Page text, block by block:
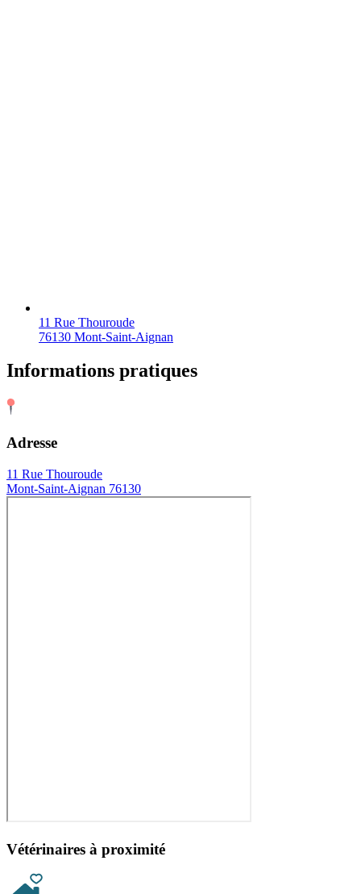
11 Rue Thouroude
76130 Mont-Saint-Aignan
Informations pratiques
Adresse
11 Rue Thouroude
Mont-Saint-Aignan 76130
Vétérinaires à proximité